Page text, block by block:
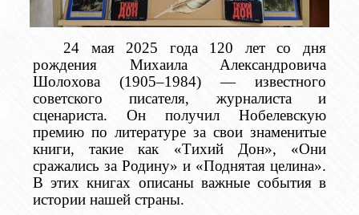
24 мая 2025 года 120 лет со дня
рождения Михаила Александровича
Шолохова (1905–1984) — известного
советского писателя, журналиста и
сценариста. Он получил Нобелевскую
премию по литературе за свои знаменитые
книги, такие как «Тихий Дон», «Они
сражались за Родину» и «Поднятая целина».
В этих книгах описаны важные события в
истории нашей страны.